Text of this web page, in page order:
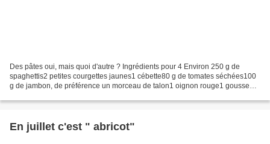
Des pâtes oui, mais quoi d'autre ? Ingrédients pour 4 Environ 250 g de
spaghettis2 petites courgettes jaunes1 cébette80 g de tomates séchées100
g de jambon, de préférence un morceau de talon1 oignon rouge1 gousse
En juillet c'est " abricot"